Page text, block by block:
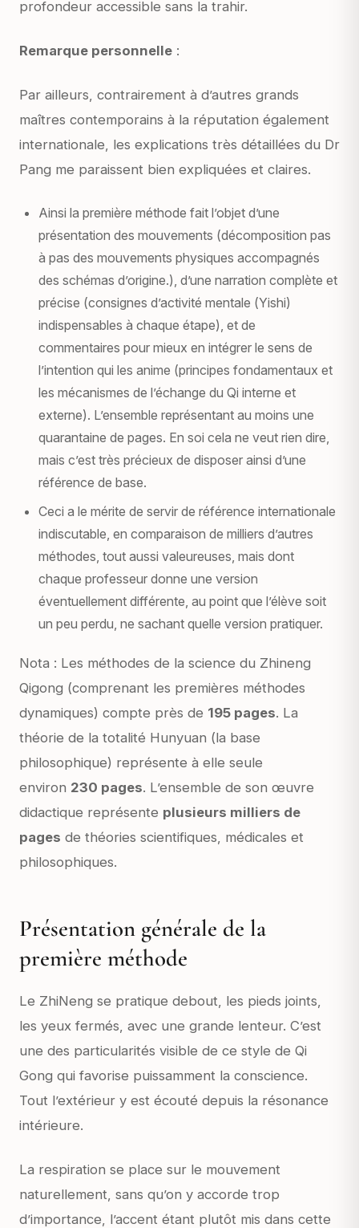
profondeur accessible sans la trahir.
Remarque personnelle :
Par ailleurs, contrairement à d’autres grands
maîtres contemporains à la réputation également
internationale, les explications très détaillées du Dr
Pang me paraissent bien expliquées et claires.
Ainsi la première méthode fait l’objet d’une
présentation des mouvements (décomposition pas
à pas des mouvements physiques accompagnés
des schémas d’origine.), d’une narration complète et
précise (consignes d’activité mentale (Yishi)
indispensables à chaque étape), et de
commentaires pour mieux en intégrer le sens de
l’intention qui les anime (principes fondamentaux et
les mécanismes de l’échange du Qi interne et
externe). L’ensemble représentant au moins une
quarantaine de pages. En soi cela ne veut rien dire,
mais c’est très précieux de disposer ainsi d’une
référence de base.
Ceci a le mérite de servir de référence internationale
indiscutable, en comparaison de milliers d’autres
méthodes, tout aussi valeureuses, mais dont
chaque professeur donne une version
éventuellement différente, au point que l’élève soit
un peu perdu, ne sachant quelle version pratiquer.
Nota : Les méthodes de la science du Zhineng
Qigong (comprenant les premières méthodes
dynamiques) compte près de 195 pages. La
théorie de la totalité Hunyuan (la base
philosophique) représente à elle seule
environ 230 pages. L’ensemble de son œuvre
didactique représente plusieurs milliers de
pages de théories scientifiques, médicales et
philosophiques.
Présentation générale de la
première méthode
Le ZhiNeng se pratique debout, les pieds joints,
les yeux fermés, avec une grande lenteur. C’est
une des particularités visible de ce style de Qi
Gong qui favorise puissamment la conscience.
Tout l’extérieur y est écouté depuis la résonance
intérieure.
La respiration se place sur le mouvement
naturellement, sans qu’on y accorde trop
d’importance, l’accent étant plutôt mis dans cette